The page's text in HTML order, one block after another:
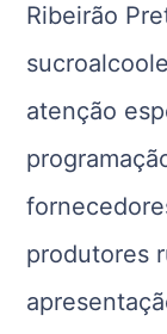
Ribeirão
atenção
produtores